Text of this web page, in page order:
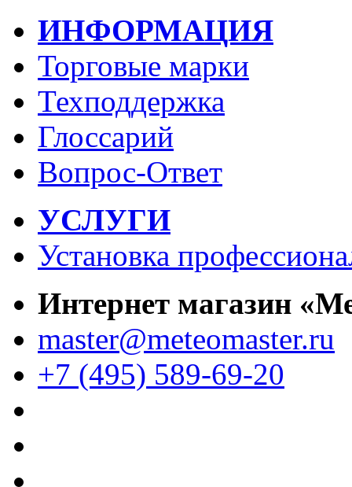
ИНФОРМАЦИЯ
Торговые марки
Техподдержка
Глоссарий
Вопрос-Ответ
УСЛУГИ
Установка
Интернет магазин
master@meteomaster.ru
+7 (495) 589-69-20